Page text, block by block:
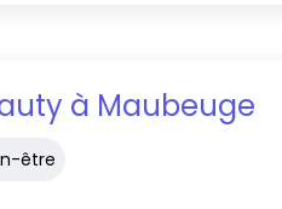
à Maubeuge
être